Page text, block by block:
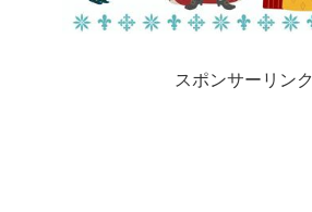
スポンサーリンク